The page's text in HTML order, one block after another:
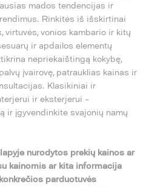
mados tendencijas ir
Rinkitės iš išskirtinai
virtuvės, vonios kambario ir kitų
ir apdailos elementų
nepriekaištingą kokybę,
įvairovę, patrauklias kainas ir
Klasikiniai ir
ir eksterjerui –
ir įgyvendinkite svajonių namų
nurodytos prekių kainos ar
kainomis ar kita informacija
parduotuvės